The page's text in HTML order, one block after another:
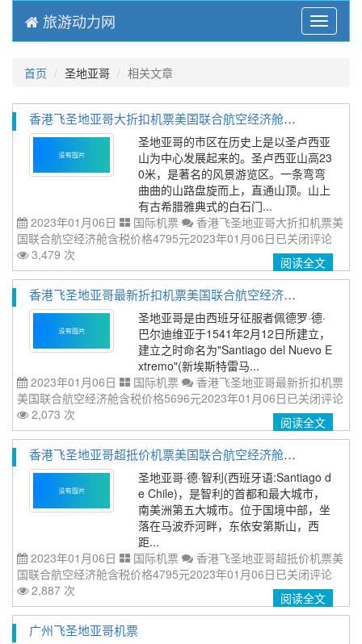
Menu
旅游动力网
首页 圣地亚哥 相关文章
香港飞圣地亚哥大折扣机票美国联合航空经济舱含税价格4795元2023年01月06日
圣地亚哥的市区在历史上是以圣卢西亚
山为中心发展起来的。圣卢西亚山高23
0米，是著名的风景游览区。一条弯弯
曲曲的山路盘旋而上，直通山顶。山上
有古希腊雅典式的白石门...
2023年01月06日
国际机票
香港飞圣地亚哥大折扣机票美
国联合航空经济舱含税价格4795元2023年01月06日已关闭评论
3,479 次
阅读全文
香港飞圣地亚哥最新折扣机票美国联合航空经济舱含税价格5696元2023年01月06日
圣地亚哥是由西班牙征服者佩德罗·德·
巴尔迪维亚于1541年2月12日所建立，
建立之时命名为"Santiago del Nuevo E
xtremo"(新埃斯特雷马...
2023年01月06日
国际机票
香港飞圣地亚哥最新折扣机票
美国联合航空经济舱含税价格5696元2023年01月06日已关闭评论
2,073 次
阅读全文
香港飞圣地亚哥超抵价机票美国联合航空经济舱含税价格4795元2023年01月06日
圣地亚哥·德·智利(西班牙语:Santiago d
e Chile)，是智利的首都和最大城市，
南美洲第五大城市。位于国境中部，坐
落在马波乔河畔，东依安第斯山，西
距...
2023年01月06日
国际机票
香港飞圣地亚哥超抵价机票美
国联合航空经济舱含税价格4795元2023年01月06日已关闭评论
2,887 次
阅读全文
广州飞圣地亚哥机票